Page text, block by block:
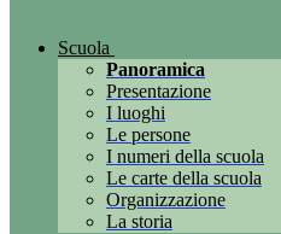
Scuola
Panoramica
Presentazione
I luoghi
Le persone
I numeri della scuola
Le carte della scuola
Organizzazione
La storia